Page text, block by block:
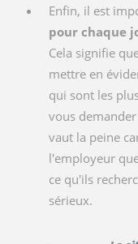
Enfin, il est
pour chaque
Cela signifie
mettre en
qui sont les
vous
vaut la peine
l'employeur
ce qu'ils
sérieux.